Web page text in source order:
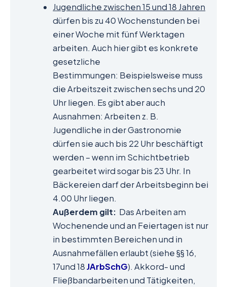
Jugendliche zwischen 15 und 18 Jahren
dürfen bis zu 40 Wochenstunden bei
einer Woche mit fünf Werktagen
arbeiten. Auch hier gibt es konkrete
gesetzliche
Bestimmungen: Beispielsweise muss
die Arbeitszeit zwischen sechs und 20
Uhr liegen. Es gibt aber auch
Ausnahmen: Arbeiten z. B.
Jugendliche in der Gastronomie
dürfen sie auch bis 22 Uhr beschäftigt
werden – wenn im Schichtbetrieb
gearbeitet wird sogar bis 23 Uhr. In
Bäckereien darf der Arbeitsbeginn bei
4.00 Uhr liegen.
Außerdem gilt: Das Arbeiten am
Wochenende und an Feiertagen ist nur
in bestimmten Bereichen und in
Ausnahmefällen erlaubt (siehe §§ 16,
17und 18JArbSchG). Akkord- und
Fließbandarbeiten und Tätigkeiten,